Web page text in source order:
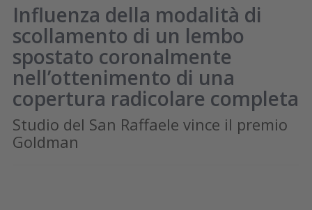
Influenza della modalità di
scollamento di un lembo
spostato coronalmente
nell’ottenimento di una
copertura radicolare completa
Studio del San Raffaele vince il premio
Goldman